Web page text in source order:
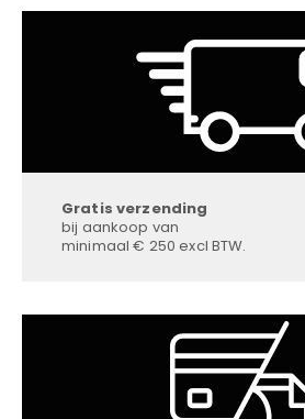
Gratis verzending
bij aankoop van
minimaal € 250 excl BTW.